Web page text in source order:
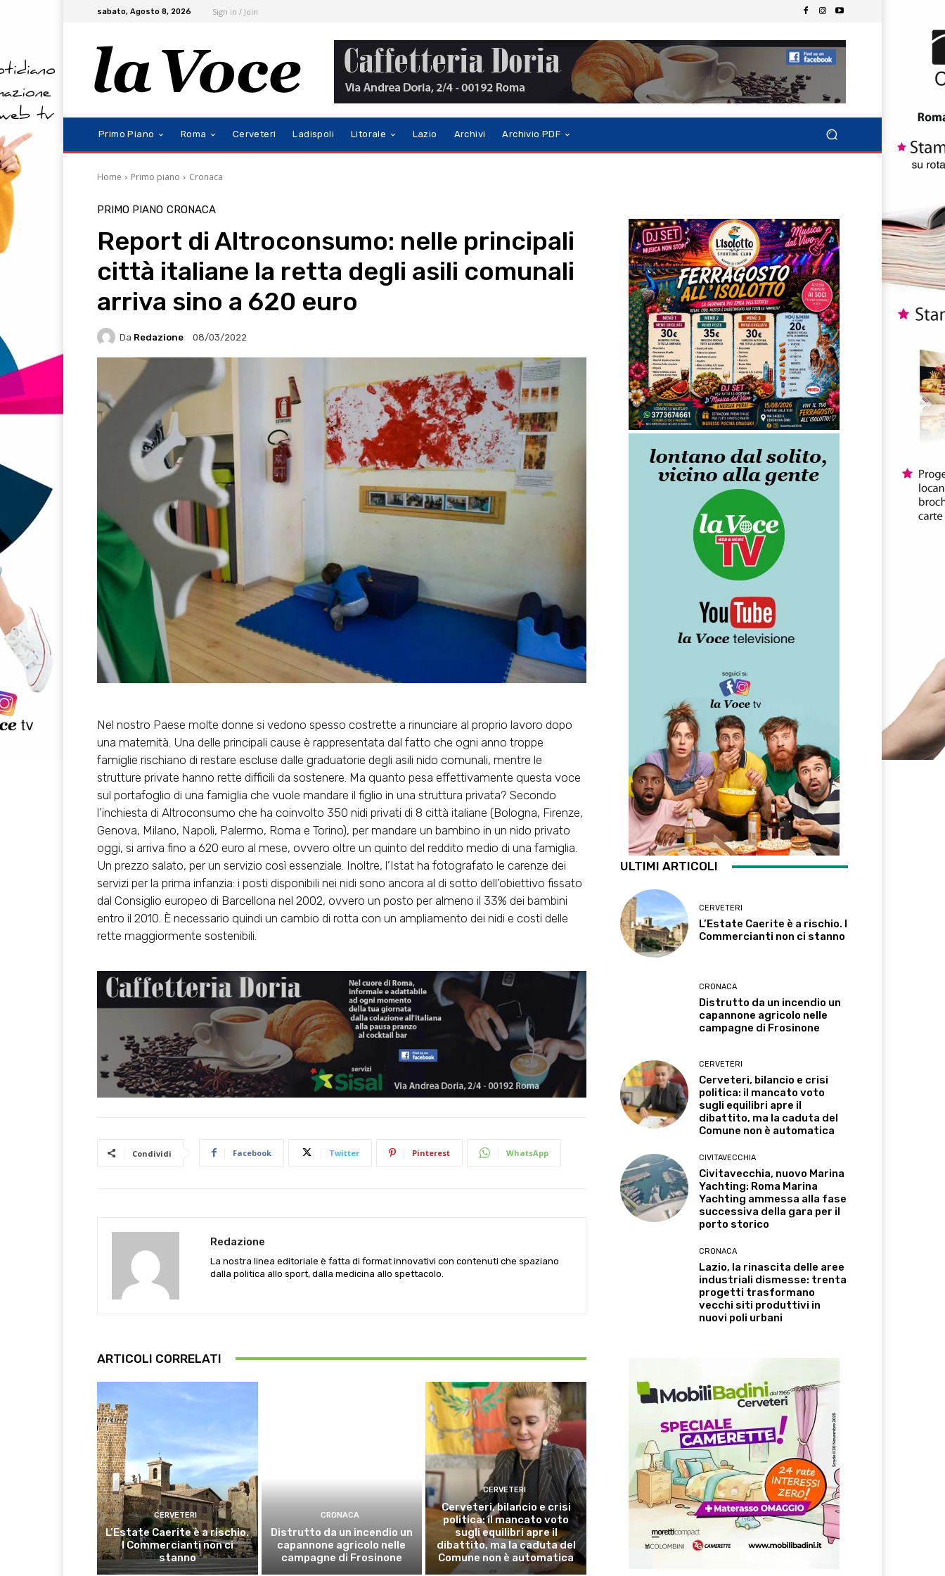
sabato, Agosto 8, 2026 Sign in / Join
Primo Piano Roma Cerveteri Ladispoli Litorale Lazio Archivi Archivio PDF
Home Primo piano Cronaca
PRIMO PIANO CRONACA
Report di Altroconsumo: nelle principali
città italiane la retta degli asili comunali
arriva sino a 620 euro
Da Redazione 08/03/2022
Nel nostro Paese molte donne si vedono spesso costrette a rinunciare al proprio lavoro dopo
una maternità. Una delle principali cause è rappresentata dal fatto che ogni anno troppe
famiglie rischiano di restare escluse dalle graduatorie degli asili nido comunali, mentre le
strutture private hanno rette difficili da sostenere. Ma quanto pesa effettivamente questa voce
sul portafoglio di una famiglia che vuole mandare il figlio in una struttura privata? Secondo
l’inchiesta di Altroconsumo che ha coinvolto 350 nidi privati di 8 città italiane (Bologna, Firenze,
Genova, Milano, Napoli, Palermo, Roma e Torino), per mandare un bambino in un nido privato
oggi, si arriva fino a 620 euro al mese, ovvero oltre un quinto del reddito medio di una famiglia.
Un prezzo salato, per un servizio così essenziale. Inoltre, l’Istat ha fotografato le carenze dei
servizi per la prima infanzia: i posti disponibili nei nidi sono ancora al di sotto dell’obiettivo fissato
dal Consiglio europeo di Barcellona nel 2002, ovvero un posto per almeno il 33% dei bambini
entro il 2010. È necessario quindi un cambio di rotta con un ampliamento dei nidi e costi delle
rette maggiormente sostenibili.
Condividi Facebook Twitter Pinterest WhatsApp
Redazione
La nostra linea editoriale è fatta di format innovativi con contenuti che spaziano
dalla politica allo sport, dalla medicina allo spettacolo.
ARTICOLI CORRELATI
CERVETERI
L’Estate Caerite è a rischio.
I Commercianti non ci
stanno
CRONACA
Distrutto da un incendio un
capannone agricolo nelle
campagne di Frosinone
CERVETERI
Cerveteri, bilancio e crisi
politica: il mancato voto
sugli equilibri apre il
dibattito, ma la caduta del
Comune non è automatica
ULTIMI ARTICOLI
CERVETERI
L’Estate Caerite è a rischio. I
Commercianti non ci stanno
CRONACA
Distrutto da un incendio un
capannone agricolo nelle
campagne di Frosinone
CERVETERI
Cerveteri, bilancio e crisi
politica: il mancato voto
sugli equilibri apre il
dibattito, ma la caduta del
Comune non è automatica
CIVITAVECCHIA
Civitavecchia, nuovo Marina
Yachting: Roma Marina
Yachting ammessa alla fase
successiva della gara per il
porto storico
CRONACA
Lazio, la rinascita delle aree
industriali dismesse: trenta
progetti trasformano
vecchi siti produttivi in
nuovi poli urbani